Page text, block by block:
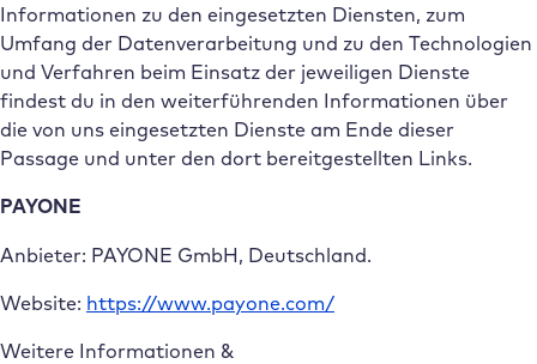
Informationen zu den eingesetzten Diensten, zum
Umfang der Datenverarbeitung und zu den Technologien
und Verfahren beim Einsatz der jeweiligen Dienste
findest du in den weiterführenden Informationen über
die von uns eingesetzten Dienste am Ende dieser
Passage und unter den dort bereitgestellten Links.
PAYONE
Anbieter: PAYONE GmbH, Deutschland.
Website: https://www.payone.com/
Weitere Informationen &